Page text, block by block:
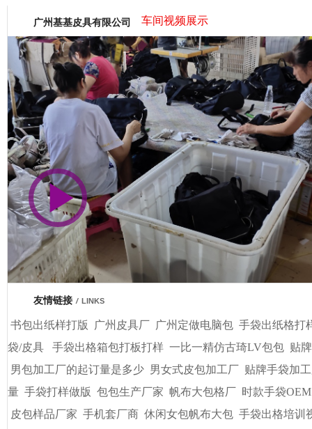
市商会会员单位
广州基基皮具有限公司 车间视频展示
友情链接 / LINKS
书包出纸样打版 广州皮具厂 广州定做电脑包 手袋出纸格打
袋/皮具
手袋出格箱包打板打样 一比一精仿古琦LV包包 贴
男包加工厂的起订量是多少 男女式皮包加工厂 贴牌手袋加
量 手袋打样做版 包包生产厂家 帆布大包格厂 时款手袋OEM
皮包样品厂家 手机套厂商 休闲女包帆布大包 手袋出格培训